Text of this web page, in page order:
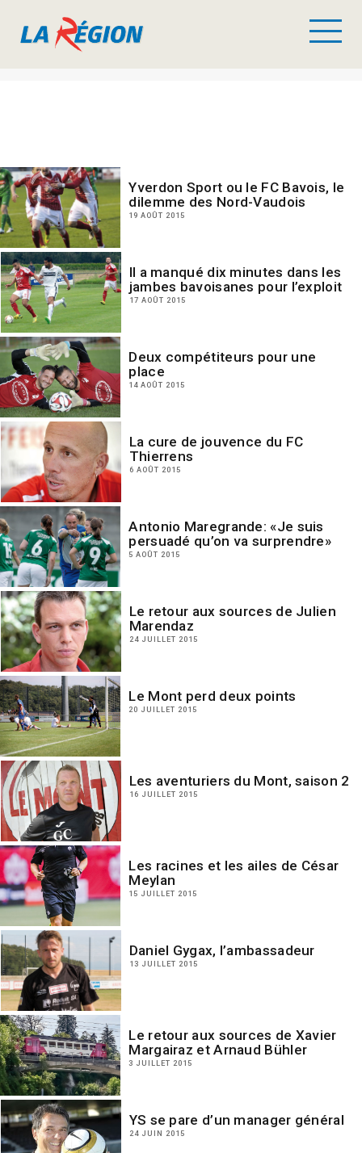
Yverdon Sport ou le FC Bavois, le
dilemme des Nord-Vaudois
19 AOÛT 2015
Il a manqué dix minutes dans les
jambes bavoisanes pour l’exploit
17 AOÛT 2015
Deux compétiteurs pour une
place
14 AOÛT 2015
La cure de jouvence du FC
Thierrens
6 AOÛT 2015
Antonio Maregrande: «Je suis
persuadé qu’on va surprendre»
5 AOÛT 2015
Le retour aux sources de Julien
Marendaz
24 JUILLET 2015
Le Mont perd deux points
20 JUILLET 2015
Les aventuriers du Mont, saison 2
16 JUILLET 2015
Les racines et les ailes de César
Meylan
15 JUILLET 2015
Daniel Gygax, l’ambassadeur
13 JUILLET 2015
Le retour aux sources de Xavier
Margairaz et Arnaud Bühler
3 JUILLET 2015
YS se pare d’un manager général
24 JUIN 2015